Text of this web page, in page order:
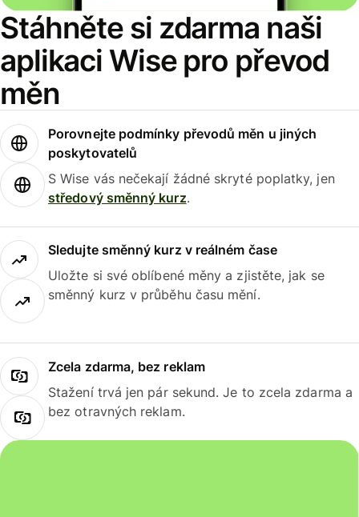
Stáhněte si zdarma naši
aplikaci Wise pro převod
měn
Porovnejte podmínky převodů měn u jiných
poskytovatelů
S Wise vás nečekají žádné skryté poplatky, jen
středový směnný kurz.
Sledujte směnný kurz v reálném čase
Uložte si své oblíbené měny a zjistěte, jak se
směnný kurz v průběhu času mění.
Zcela zdarma, bez reklam
Stažení trvá jen pár sekund. Je to zcela zdarma a
bez otravných reklam.